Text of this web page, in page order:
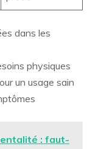
dans les
physiques
un usage sain
: faut-